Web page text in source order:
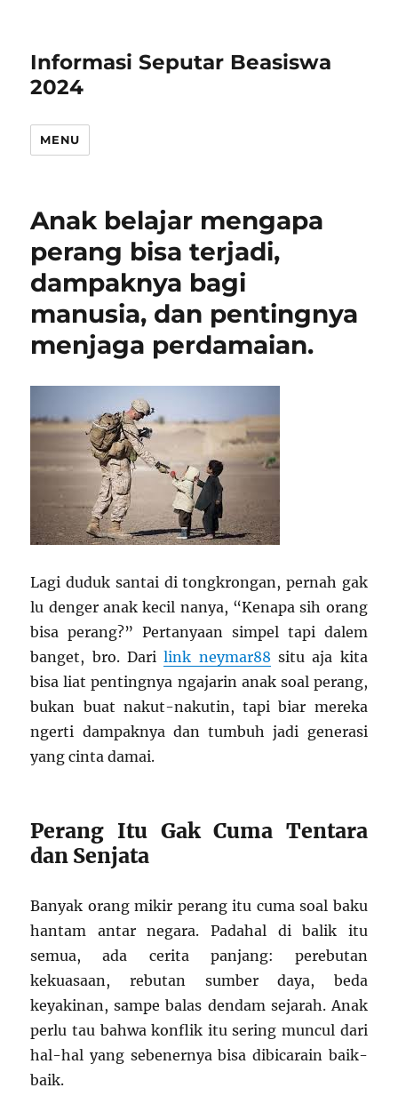
Informasi Seputar Beasiswa
2024
MENU
Anak belajar mengapa
perang bisa terjadi,
dampaknya bagi
manusia, dan pentingnya
menjaga perdamaian.
Lagi duduk santai di tongkrongan, pernah gak
lu denger anak kecil nanya, “Kenapa sih orang
bisa perang?” Pertanyaan simpel tapi dalem
banget, bro. Darilink neymar88 situ aja kita
bisa liat pentingnya ngajarin anak soal perang,
bukan buat nakut-nakutin, tapi biar mereka
ngerti dampaknya dan tumbuh jadi generasi
yang cinta damai.
Perang Itu Gak Cuma Tentara
dan Senjata
Banyak orang mikir perang itu cuma soal baku
hantam antar negara. Padahal di balik itu
semua, ada cerita panjang: perebutan
kekuasaan, rebutan sumber daya, beda
keyakinan, sampe balas dendam sejarah. Anak
perlu tau bahwa konflik itu sering muncul dari
hal-hal yang sebenernya bisa dibicarain baik-
baik.